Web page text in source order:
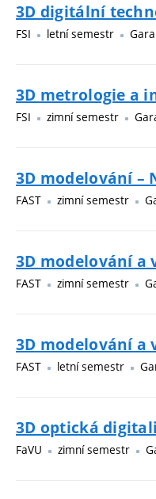
3D digitální
FSI letní semestr
3D metrologie a
FSI zimní semestr
3D modelování –
FAST zimní semestr
3D modelování a
FAST zimní semestr
3D modelování a
FAST letní semestr
3D optická
FaVU zimní semestr